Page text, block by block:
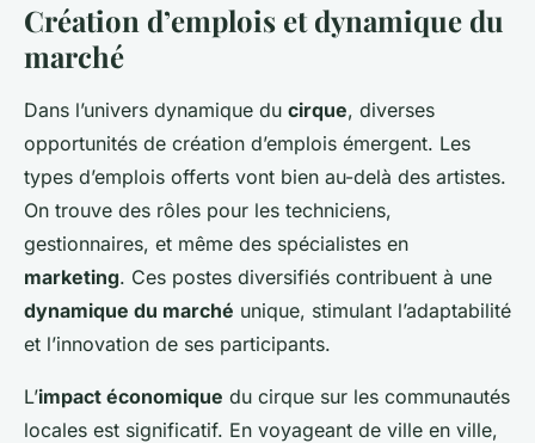
Création d’emplois et dynamique du
marché
Dans l’univers dynamique du cirque, diverses
opportunités de création d’emplois émergent. Les
types d’emplois offerts vont bien au-delà des artistes.
On trouve des rôles pour les techniciens,
gestionnaires, et même des spécialistes en
marketing. Ces postes diversifiés contribuent à une
dynamique du marché unique, stimulant l’adaptabilité
et l’innovation de ses participants.
L’impact économique du cirque sur les communautés
locales est significatif. En voyageant de ville en ville,